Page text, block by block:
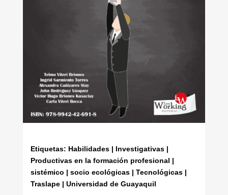
Etiquetas: Habilidades | Investigativas |
Productivas en la formación profesional |
sistémico | socio ecológicas | Tecnológicas |
Traslape | Universidad de Guayaquil